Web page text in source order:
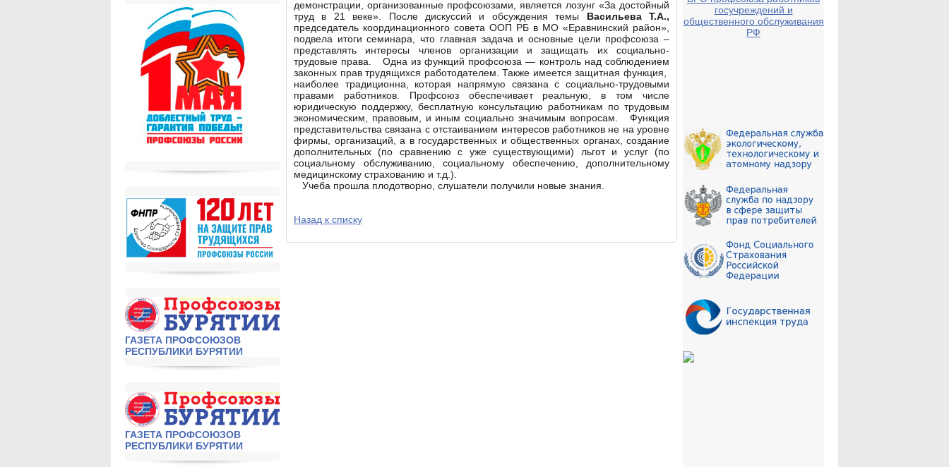
ГАЗЕТА ПРОФСОЮЗОВ
РЕСПУБЛИКИ БУРЯТИИ
ГАЗЕТА ПРОФСОЮЗОВ
РЕСПУБЛИКИ БУРЯТИИ
демонстрации, организованные профсоюзами, является лозунг «За достойный
труд в 21 веке». После дискуссий и обсуждения темы Васильева Т.А.,
председатель координационного совета ООП РБ в МО «Еравнинский район»,
подвела итоги семинара, что главная задача и основные цели профсоюза –
представлять интересы членов организации и защищать их социально-
трудовые права. Одна из функций профсоюза — контроль над соблюдением
законных прав трудящихся работодателем. Также имеется защитная функция,
наиболее традиционна, которая напрямую связана с социально-трудовыми
правами работников. Профсоюз обеспечивает реальную, в том числе
юридическую поддержку, бесплатную консультацию работникам по трудовым
экономическим, правовым, и иным социально значимым вопросам. Функция
представительства связана с отстаиванием интересов работников не на уровне
фирмы, организаций, а в государственных и общественных органах, создание
дополнительных (по сравнению с уже существующими) льгот и услуг (по
социальному обслуживанию, социальному обеспечению, дополнительному
медицинскому страхованию и т.д.).
Учеба прошла плодотворно, слушатели получили новые знания.
Назад к списку
госучреждений и
общественного обслуживания
РФ